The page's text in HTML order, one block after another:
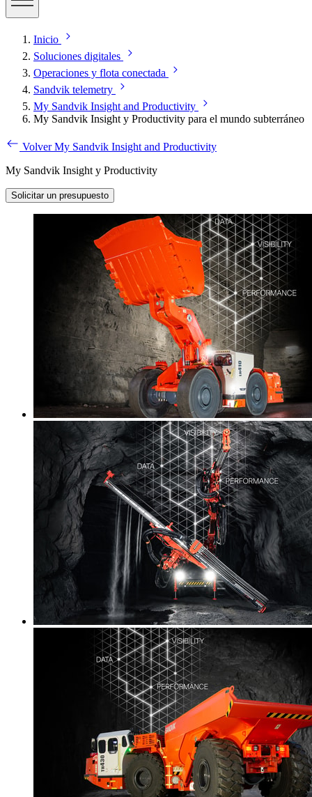
Inicio
Soluciones digitales
Operaciones y flota conectada
Sandvik telemetry
My Sandvik Insight and Productivity
My Sandvik Insight y Productivity para el mundo subterráneo
Volver My Sandvik Insight and Productivity
My Sandvik Insight y Productivity
Solicitar un presupuesto